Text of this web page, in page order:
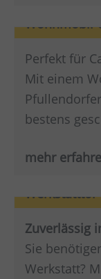
Wohnmobil
Perfekt für
Mit einem
bestens
mehr
Werkstatttor
Zuverlässig
Sie
Werkstatt?